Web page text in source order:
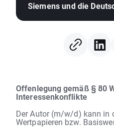
Siemens und die
Offenlegung gemäß § 80
Interessenkonflikte
Der Autor (m/w/d) kann in
Wertpapieren bzw.